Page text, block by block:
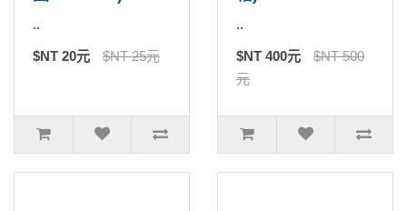
..
$NT 20元 $NT 25元
..
$NT 400元
$NT 500
元